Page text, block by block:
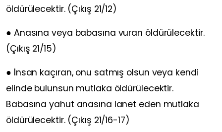
öldürülecektir. (Çıkış 21/12)
● Anasına veya babasına vuran öldürülecektir.
(Çıkış 21/15)
● İnsan kaçıran, onu satmış olsun veya kendi
elinde bulunsun mutlaka öldürülecektir.
Babasına yahut anasına lanet eden mutlaka
öldürülecektir. (Çıkış 21/16-17)